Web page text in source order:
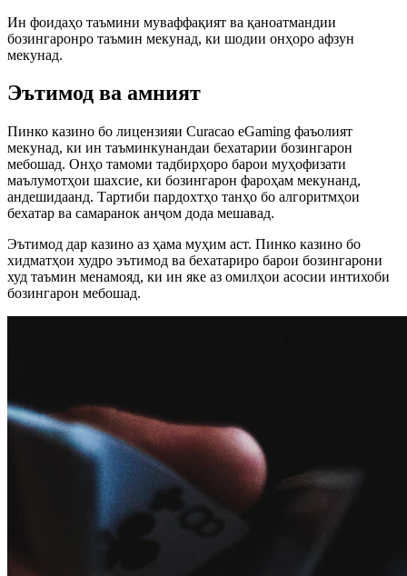
Ин фоидаҳо таъмини муваффақият ва қаноатмандии
бозингаронро таъмин мекунад, ки шодии онҳоро афзун
мекунад.
Эътимод ва амният
Пинко казино бо лицензияи Curacao eGaming фаъолият
мекунад, ки ин таъминкунандаи бехатарии бозингарон
мебошад. Онҳо тамоми тадбирҳоро барои муҳофизати
маълумотҳои шахсие, ки бозингарон фароҳам мекунанд,
андешидаанд. Тартиби пардохтҳо танҳо бо алгоритмҳои
бехатар ва самаранок анҷом дода мешавад.
Эътимод дар казино аз ҳама муҳим аст. Пинко казино бо
хидматҳои худро эътимод ва бехатариро барои бозингарони
худ таъмин менамояд, ки ин яке аз омилҳои асосии интихоби
бозингарон мебошад.